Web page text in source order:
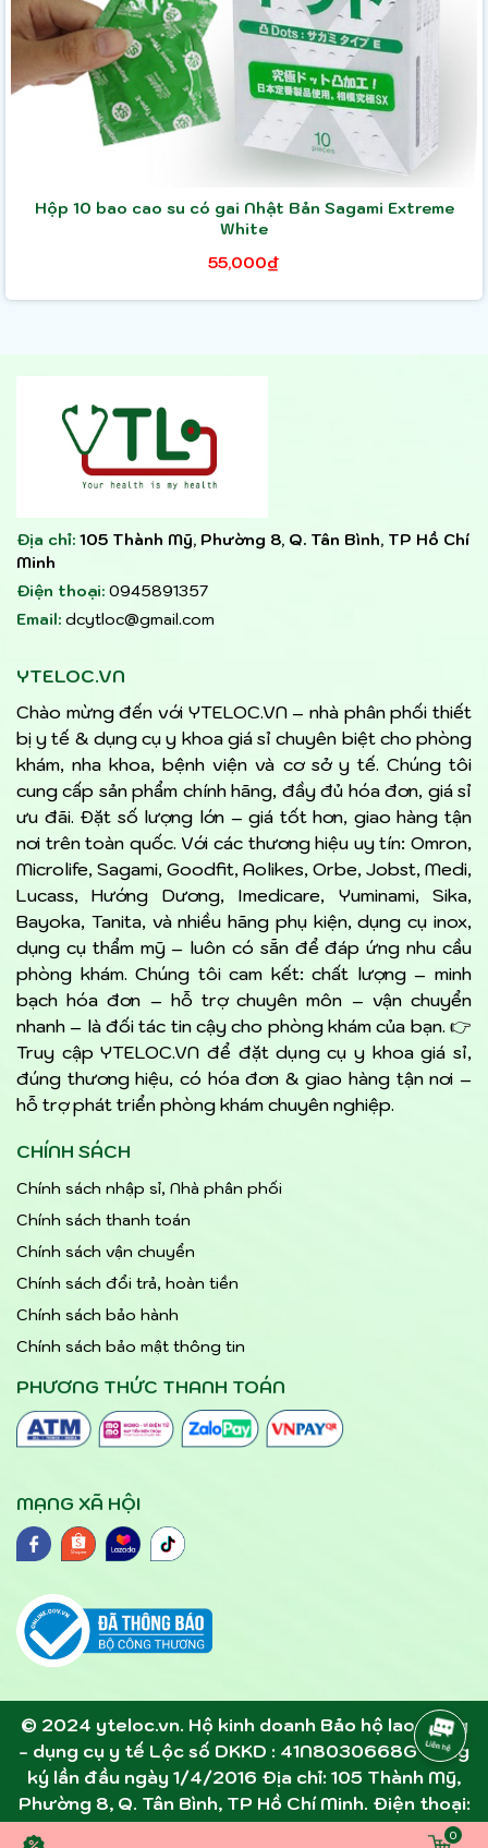
0
Hộp 10 bao cao su có gai Nhật Bản Sagami Extreme
White
55,000₫
Địa chỉ: 105 Thành Mỹ, Phường 8, Q. Tân Bình, TP Hồ Chí
Minh
Điện thoại: 0945891357
Email: dcytloc@gmail.com
YTELOC.VN
Chào mừng đến với YTELOC.VN – nhà phân phối thiết
bị y tế & dụng cụ y khoa giá sỉ chuyên biệt cho phòng
khám, nha khoa, bệnh viện và cơ sở y tế. Chúng tôi
cung cấp sản phẩm chính hãng, đầy đủ hóa đơn, giá sỉ
ưu đãi. Đặt số lượng lớn – giá tốt hơn, giao hàng tận
nơi trên toàn quốc. Với các thương hiệu uy tín: Omron,
Microlife, Sagami, Goodfit, Aolikes, Orbe, Jobst, Medi,
Lucass, Hướng Dương, Imedicare, Yuminami, Sika,
Bayoka, Tanita, và nhiều hãng phụ kiện, dụng cụ inox,
dụng cụ thẩm mỹ – luôn có sẵn để đáp ứng nhu cầu
phòng khám. Chúng tôi cam kết: chất lượng – minh
bạch hóa đơn – hỗ trợ chuyên môn – vận chuyển
nhanh – là đối tác tin cậy cho phòng khám của bạn. 👉
Truy cập YTELOC.VN để đặt dụng cụ y khoa giá sỉ,
đúng thương hiệu, có hóa đơn & giao hàng tận nơi –
hỗ trợ phát triển phòng khám chuyên nghiệp.
CHÍNH SÁCH
Chính sách nhập sỉ, Nhà phân phối
Chính sách thanh toán
Chính sách vận chuyển
Chính sách đổi trả, hoàn tiền
Chính sách bảo hành
Chính sách bảo mật thông tin
PHƯƠNG THỨC THANH TOÁN
MẠNG XÃ HỘI
© 2024 yteloc.vn. Hộ kinh doanh Bảo hộ lao động
- dụng cụ y tế Lộc số DKKD : 41N8030668G đăng
ký lần đầu ngày 1/4/2016 Địa chỉ: 105 Thành Mỹ,
Phường 8, Q. Tân Bình, TP Hồ Chí Minh. Điện thoại:
0945891357 - 0907305306 . Email: